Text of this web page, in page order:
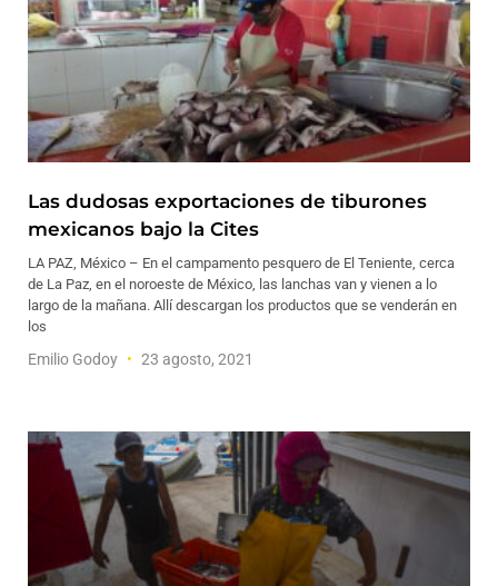
Las dudosas exportaciones de tiburones
mexicanos bajo la Cites
LA PAZ, México – En el campamento pesquero de El Teniente, cerca
de La Paz, en el noroeste de México, las lanchas van y vienen a lo
largo de la mañana. Allí descargan los productos que se venderán en
los
Emilio Godoy 23 agosto, 2021